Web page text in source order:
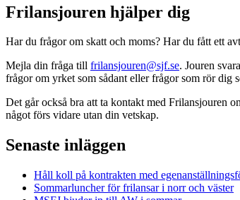
Frilansjouren hjälper dig
Har du frågor om skatt och moms? Har du fått ett
Mejla din fråga till frilansjouren@sjf.se. Jouren
frågor om yrket som sådant eller frågor som rör dig
Det går också bra att ta kontakt med Frilansjouren
något förs vidare utan din vetskap.
Senaste inläggen
Håll koll på kontrakten med
Sommarluncher för frilansar i norr och väster